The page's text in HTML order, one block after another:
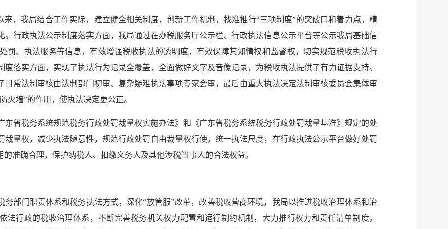
来，我局结合工作实际，建立健全相关制度，创新工作机制，找准推行“三项制度”的突破口和着力点，精
。行政执法公示制度落实方面，我局通过在办税服务厅公示栏、行政执法信息公示平台等公示我局基础信
罚、执法服务等信息，有效增强税收执法的透明度，有效保障其知情权和监督权，切实规范税收执法行
落实方面，实现了执法行为记录全覆盖，全面做好文字及音像记录，为税收执法提供了有力证据支持。
常法制审核由法制部门初审、复杂疑难执法事项专家会审，最后由重大执法决定法制审核委员会集体审
火墙”的作用，使执法决定更公正。
省税务系统规范税务行政处罚裁量权实施办法》和《广东省税务系统税务行政处罚裁量基准》规定的处
量权，减少执法随意性，规范行政处罚自由裁量权行使，统一执法尺度，在行政执法公示平台做好处罚
准确合理，保护纳税人、扣缴义务人及其他涉税当事人的合法权益。
务部门职责体系和税务执法方式，深化“放管服”改革，改善税收营商环境，我局以推进税收治理体系和治
法行政的税收治理体系，不断完善税务机关权力配置和运行制约机制，大力推行权力和责任清单制度。